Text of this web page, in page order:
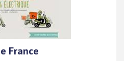
France